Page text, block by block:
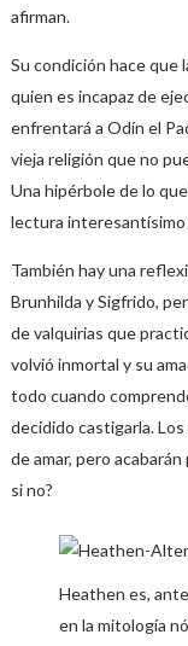
afirman.
Su condición hace que
quien es incapaz de
enfrentará a Odín el
vieja religión que no
Una hipérbole de lo
lectura
También hay una
Brunhilda y Sigfrido,
de valquirias que
volvió inmortal y su
todo cuando
decidido castigarla.
de amar, pero
si no?
Heathen es,
en la mitología